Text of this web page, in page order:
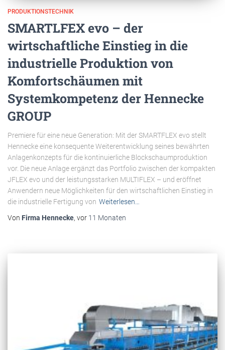
PRODUKTIONSTECHNIK
SMARTLFEX evo – der
wirtschaftliche Einstieg in die
industrielle Produktion von
Komfortschäumen mit
Systemkompetenz der Hennecke
GROUP
Premiere für eine neue Generation: Mit der SMARTFLEX evo stellt
Hennecke eine konsequente Weiterentwicklung seines bewährten
Anlagenkonzepts für die kontinuierliche Blockschaumproduktion
vor. Die neue Anlage ergänzt das Portfolio zwischen der kompakten
JFLEX evo und der leistungsstarken MULTIFLEX – und eröffnet
Anwendern neue Möglichkeiten für den wirtschaftlichen Einstieg in
die industrielle Fertigung von Weiterlesen…
Von Firma Hennecke, vor 11 Monaten